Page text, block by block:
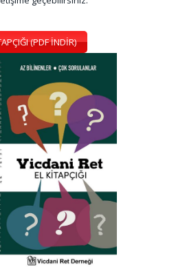
(PDF İNDİR)